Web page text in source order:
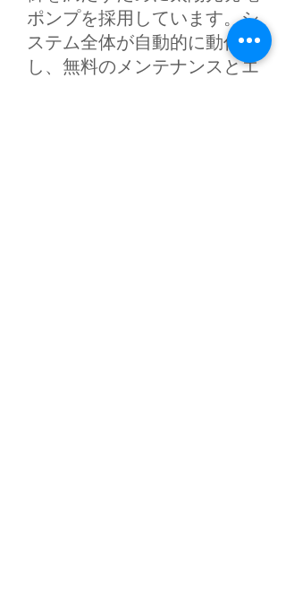
ポンプを採用しています。シ
ステム全体が自動的に動作
し、無料のメンテナンスとエ